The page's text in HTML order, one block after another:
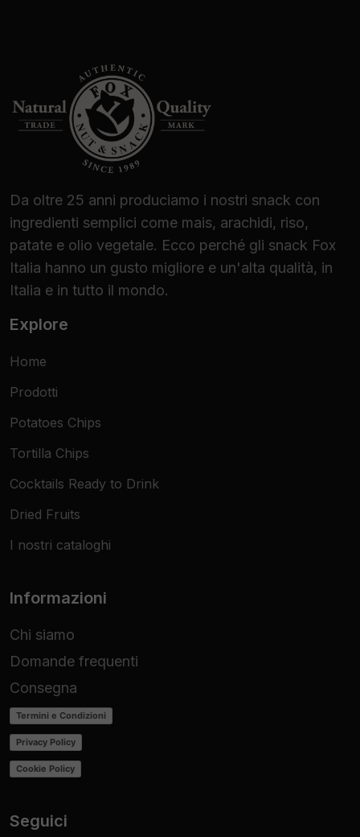
Da oltre 25 anni produciamo i nostri snack con
ingredienti semplici come mais, arachidi, riso,
patate e olio vegetale. Ecco perché gli snack Fox
Italia hanno un gusto migliore e un'alta qualità, in
Italia e in tutto il mondo.
Explore
Home
Prodotti
Potatoes Chips
Tortilla Chips
Cocktails Ready to Drink
Dried Fruits
I nostri cataloghi
Informazioni
Chi siamo
Domande frequenti
Consegna
Termini e Condizioni
Privacy Policy
Cookie Policy
Seguici